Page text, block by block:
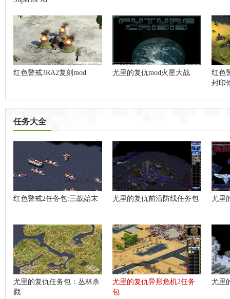
红色警戒3RA2复刻mod 尤里的复仇mod火星大战
红色
封印
任务大全
红色警戒2任务包:三战始末 尤里的复仇前沿防线任务包 尤里
尤里的复仇任务包：丛林杀
戮
尤里的复仇异形危机2任务
包
尤里